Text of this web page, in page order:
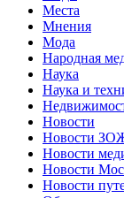
Места
Мнения
Мода
Народная
Наука
Наука и
Новости
Новости
Новости
Новости
Новости